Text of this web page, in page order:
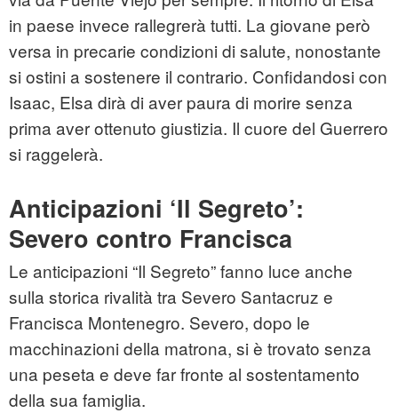
in paese invece rallegrerà tutti. La giovane però
versa in precarie condizioni di salute, nonostante
si ostini a sostenere il contrario. Confidandosi con
Isaac, Elsa dirà di aver paura di morire senza
prima aver ottenuto giustizia. Il cuore del Guerrero
si raggelerà.
Anticipazioni ‘Il Segreto’:
Severo contro Francisca
Le anticipazioni “Il Segreto” fanno luce anche
sulla storica rivalità tra Severo Santacruz e
Francisca Montenegro. Severo, dopo le
macchinazioni della matrona, si è trovato senza
una peseta e deve far fronte al sostentamento
della sua famiglia.